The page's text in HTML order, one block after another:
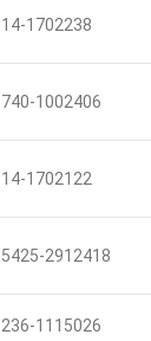
14-1702238
740-1002406
14-1702122
5425-2912418
236-1115026